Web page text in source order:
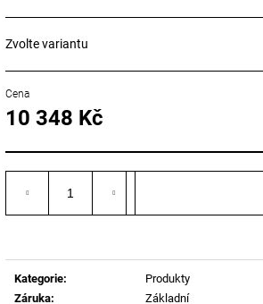
Zvolte variantu
10 348 Kč
cena:
Kategorie:
Produkty
Záruka:
Základní